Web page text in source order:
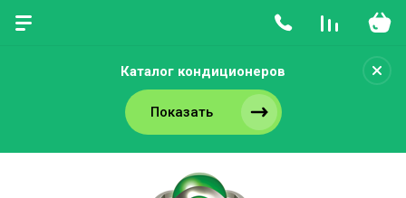
Каталог кондиционеров
Показать